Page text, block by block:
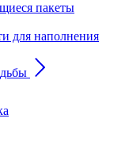
пакеты
для наполнения